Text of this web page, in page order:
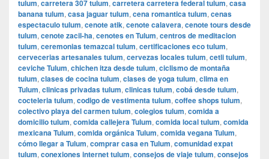
tulum, carretera 307 tulum, carretera carretera federal tulum, casa
banana tulum, casa jaguar tulum, cena romantica tulum, cenas
espectaculo tulum, cenote atik, cenote calavera, cenote tours desde
tulum, cenote zacil-ha, cenotes en Tulum, centros de meditacion
tulum, ceremonias temazcal tulum, certificaciones eco tulum,
cervecerias artesanales tulum, cervezas locales tulum, cetli tulum,
ceviche Tulum, chichen itza desde tulum, ciclismo de montaña
tulum, clases de cocina tulum, clases de yoga tulum, clima en
Tulum, clinicas privadas tulum, clinicas tulum, cobá desde tulum,
cocteleria tulum, codigo de vestimenta tulum, coffee shops tulum,
colectivo playa del carmen tulum, colegios tulum, comida a
domicilio tulum, comida callejera Tulum, comida local tulum, comida
mexicana Tulum, comida orgánica Tulum, comida vegana Tulum,
cómo llegar a Tulum, comprar casa en Tulum, comunidad expat
tulum, conexiones internet tulum, consejos de viaje tulum, consejos